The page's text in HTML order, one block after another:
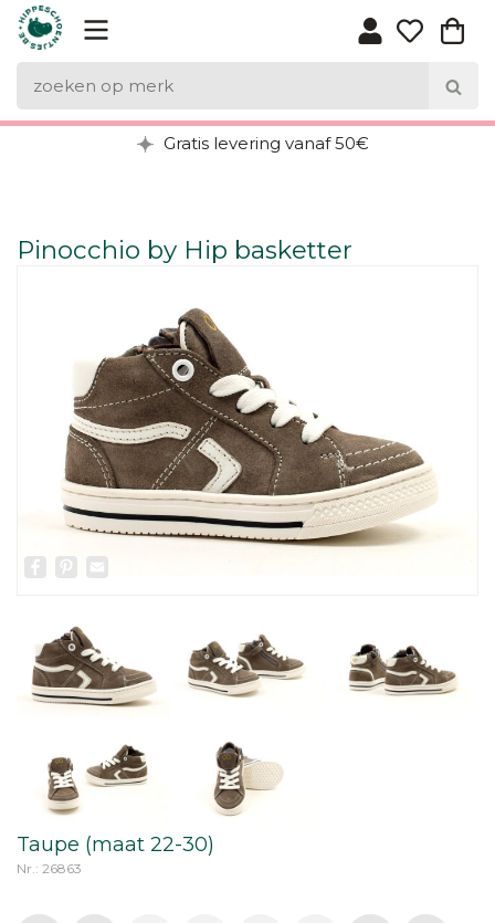
Gratis levering vanaf 50€
Pinocchio by Hip basketter
Facebook
Pinterest
Taupe (maat 22-30)
Nr.: 26863